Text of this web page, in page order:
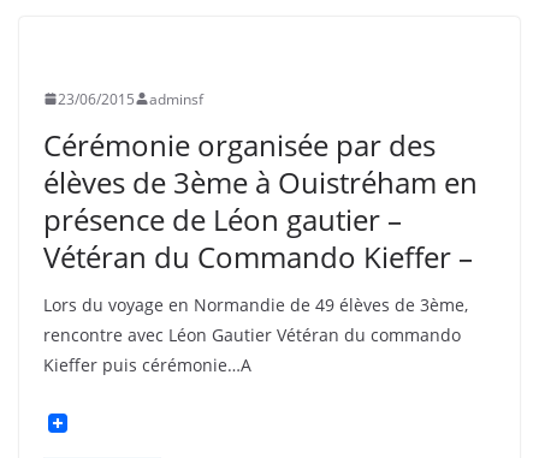
23/06/2015 adminsf
Cérémonie organisée par des
élèves de 3ème à Ouistréham en
présence de Léon gautier –
Vétéran du Commando Kieffer –
Lors du voyage en Normandie de 49 élèves de 3ème,
rencontre avec Léon Gautier Vétéran du commando
Kieffer puis cérémonie…A